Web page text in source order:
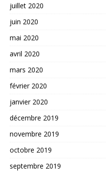
juillet 2020
juin 2020
mai 2020
avril 2020
mars 2020
février 2020
janvier 2020
décembre 2019
novembre 2019
octobre 2019
septembre 2019